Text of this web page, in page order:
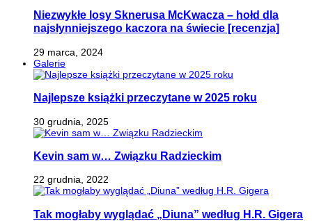
Niezwykłe losy Sknerusa McKwacza – hołd dla
najsłynniejszego kaczora na świecie [recenzja]
29 marca, 2024
Galerie
Najlepsze książki przeczytane w 2025 roku
30 grudnia, 2025
Kevin sam w… Związku Radzieckim
22 grudnia, 2022
Tak mogłaby wyglądać „Diuna” według H.R. Gigera